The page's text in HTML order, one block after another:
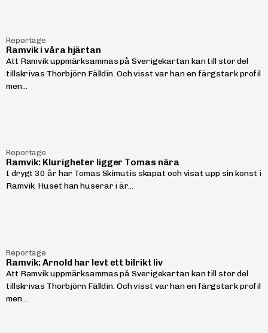
Reportage
Ramvik i våra hjärtan
Att Ramvik uppmärksammas på Sverigekartan kan till stor del
tillskrivas Thorbjörn Fälldin. Och visst var han en färgstark profil
men...
Reportage
Ramvik: Klurigheter ligger Tomas nära
I drygt 30 år har Tomas Skimutis skapat och visat upp sin konst i
Ramvik. Huset han huserar i är...
Reportage
Ramvik: Arnold har levt ett bilrikt liv
Att Ramvik uppmärksammas på Sverigekartan kan till stor del
tillskrivas Thorbjörn Fälldin. Och visst var han en färgstark profil
men...